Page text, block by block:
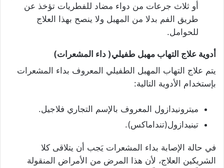
أو ثلاث جرعات من دواء مضاد للفطريات تؤخذ عن
طريق الفم بدلا من المهبل ولا ينصح بهذا العلاج
للحوامل.
أدوية علاج التهاب مهبل طفيلي( داء المشعرات)
يتم علاج التهاب المهبل الطفيلي المعروف بداء المشعرات
بإستخدام الأدوية التالية:
ميترونيدازول المعروف بالإسم التجاري فلاجيل.
تينيدازول(تنداماكس).
في حالة الإصابة بداء المشعرات يَجب أن يتلاقى كلا
الشريكين العلاج، لأن هذا المرض من الأمراض المنقولة